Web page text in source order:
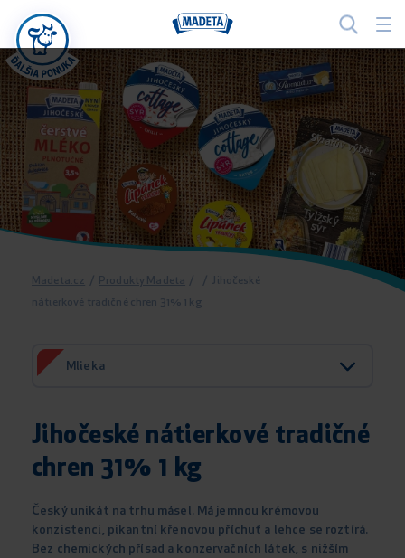
Madeta.cz / Produkty Madeta / / Jihočeské
nátierkové tradičné chren 31% 1 kg
Mlieka
Jihočeské nátierkové tradičné
chren 31% 1 kg
Český unikát na trhu másel. Má jemnou krémovou
konzistenci, pikantní křenovou příchuť a lehce se roztírá.
Bez chemických přísad a konzervačních látek, s nižším